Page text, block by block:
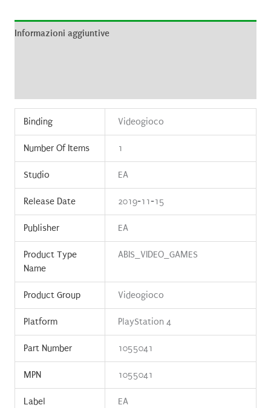
Informazioni aggiuntive
Binding Videogioco
Number Of Items 1
Studio EA
Release Date 2019-11-15
Publisher EA
Product Type
Name
ABIS_VIDEO_GAMES
Product Group Videogioco
Platform PlayStation 4
Part Number 1055041
MPN 1055041
Label EA